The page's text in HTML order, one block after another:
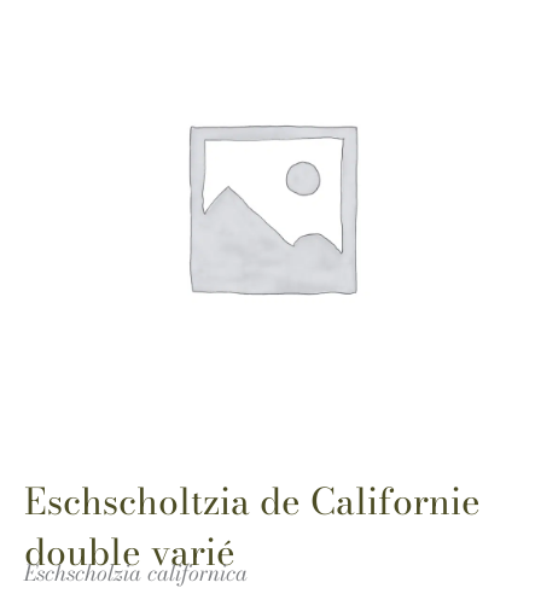
Eschscholtzia de Californie
double varié
Eschscholzia californica